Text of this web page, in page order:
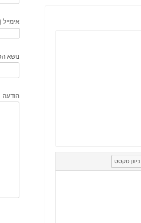
נושא
הודעה